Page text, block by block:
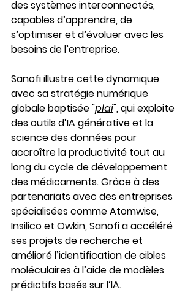
des systèmes interconnectés,
capables d’apprendre, de
s’optimiser et d’évoluer avec les
besoins de l’entreprise.
Sanofi illustre cette dynamique
avec sa stratégie numérique
globale baptisée "plai", qui exploite
des outils d’IA générative et la
science des données pour
accroître la productivité tout au
long du cycle de développement
des médicaments. Grâce à des
partenariats avec des entreprises
spécialisées comme Atomwise,
Insilico et Owkin, Sanofi a accéléré
ses projets de recherche et
amélioré l’identification de cibles
moléculaires à l’aide de modèles
prédictifs basés sur l’IA.